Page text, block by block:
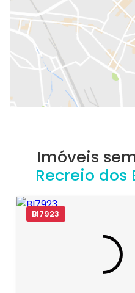
Imóveis
Recreio
BI7923